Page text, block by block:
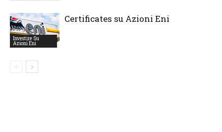
Investire Su
Azioni Eni
Certificates su Azioni Eni